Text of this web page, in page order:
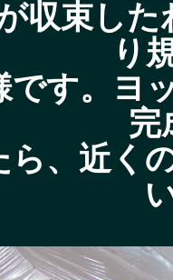
収束し
り
す。ヨ
完
、近く